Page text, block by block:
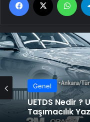
Genel
UETDS Nedir ?
Taşımacılık